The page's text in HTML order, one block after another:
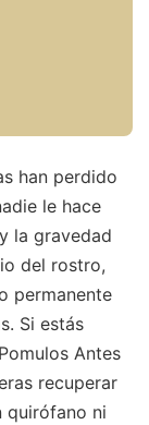
han perdido
le hace
la gravedad
del rostro,
permanente
Si estás
Antes
recuperar
quirófano ni